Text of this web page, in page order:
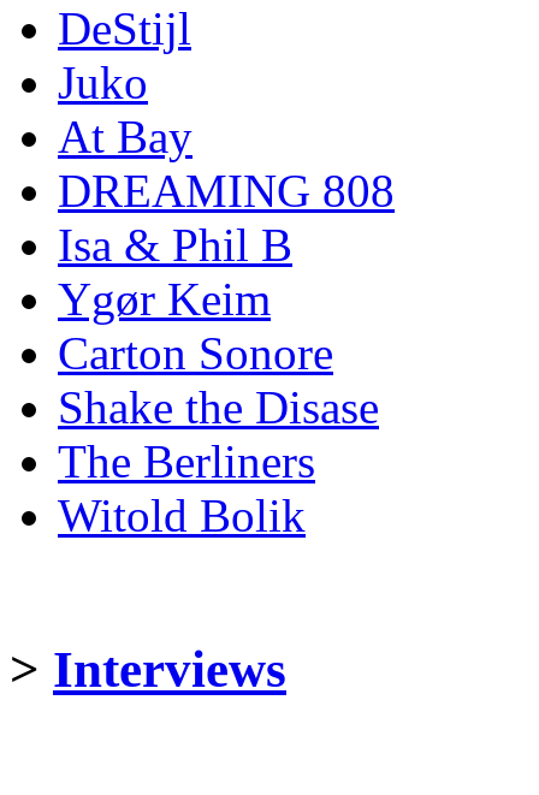
DeStijl
Juko
At Bay
DREAMING 808
Isa & Phil B
Ygør Keim
Carton Sonore
Shake the Disase
The Berliners
Witold Bolik
> Interviews